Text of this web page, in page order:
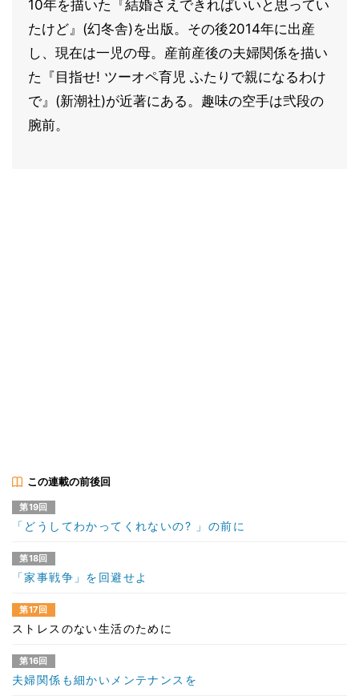
10年を描いた『結婚さえできればいいと思ってい
たけど』(幻冬舎)を出版。その後2014年に出産
し、現在は一児の母。産前産後の夫婦関係を描い
た『目指せ! ツーオペ育児 ふたりで親になるわけ
で』(新潮社)が近著にある。趣味の空手は弐段の
腕前。
この連載の前後回
第19回
「どうしてわかってくれないの? 」の前に
第18回
「家事戦争」を回避せよ
第17回
ストレスのない生活のために
第16回
夫婦関係も細かいメンテナンスを